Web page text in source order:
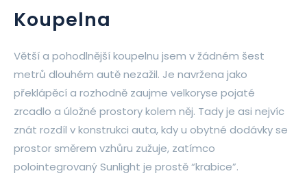
Koupelna
Větší a pohodlnější koupelnu jsem v žádném šest
metrů dlouhém autě nezažil. Je navržena jako
překlápěcí a rozhodně zaujme velkoryse pojaté
zrcadlo a úložné prostory kolem něj. Tady je asi nejvíc
znát rozdíl v konstrukci auta, kdy u obytné dodávky se
prostor směrem vzhůru zužuje, zatímco
polointegrovaný Sunlight je prostě “krabice”.